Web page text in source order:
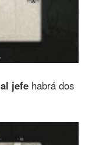
jefe habrá dos